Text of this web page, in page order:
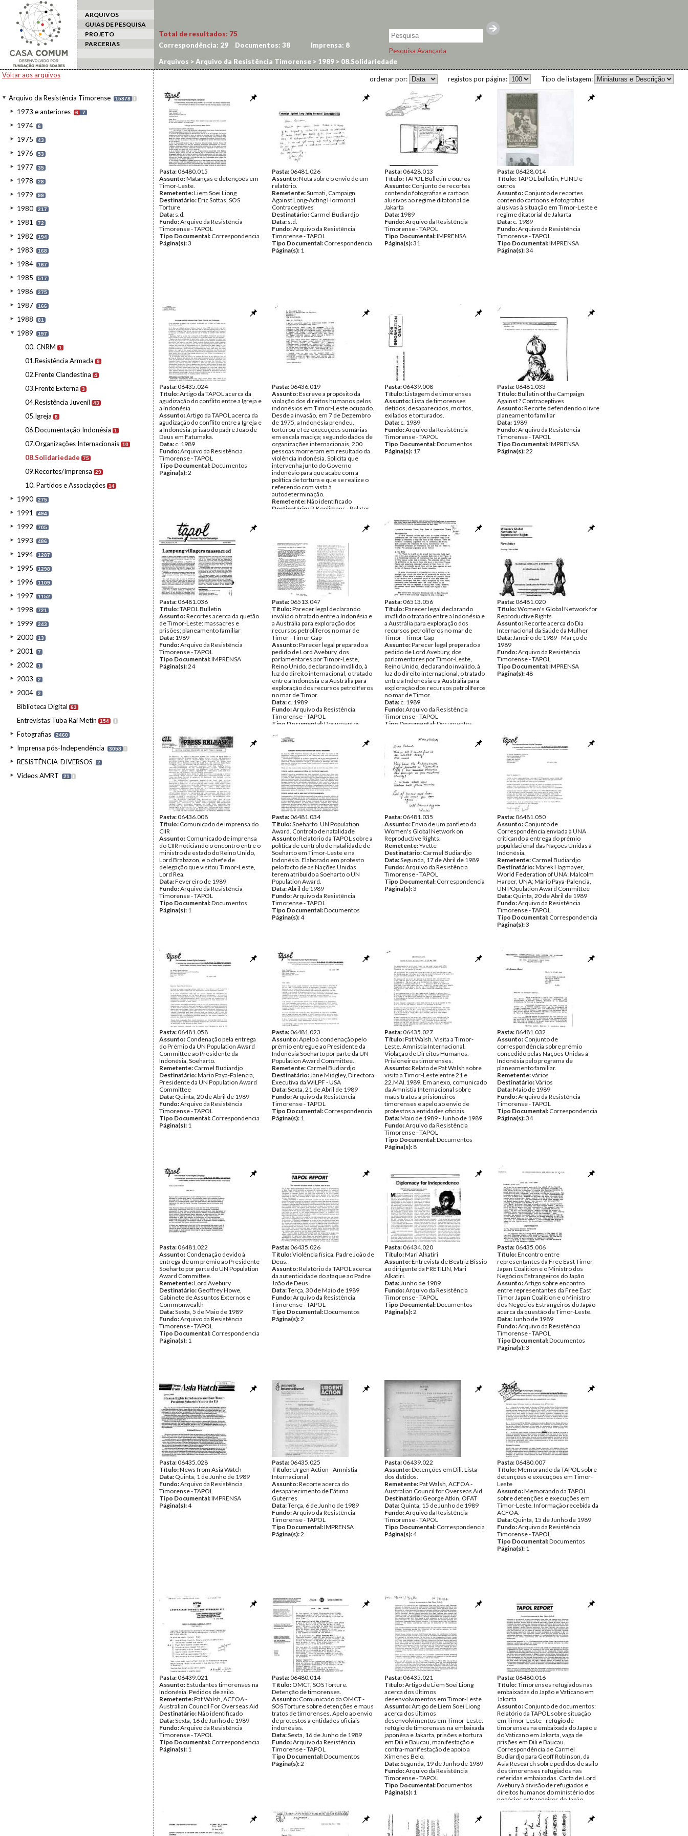
ARQUIVOS
GUIAS DE PESQUISA
PROJETO
PARCERIAS
Pesquisa Avançada
Voltar aos arquivos
Arquivo da Resistência Timorense 15878 I
1973 e anteriores 6 7
1974 6
1975 43
1976 53
1977 35
1978 28
1979 99
1980 217
1981 72
1982 194
1983 168
1984 167
1985 517
1986 275
1987 166
1988 81
1989 197
00. CNRM 1
01.Resistência Armada 9
02.Frente Clandestina 4
03.Frente Externa 3
04.Resistência Juvenil 43
05.Igreja 8
06.Documentação Indonésia 1
07.Organizações Internacionais 10
08.Solidariedade 75
09.Recortes/Imprensa 29
10. Partidos e Associações 14
1990 275
1991 494
1992 705
1993 486
1994 1287
1995 1298
1996 1109
1997 1152
1998 721
1999 243
2000 13
2001 7
2002 1
2003 2
2004 2
Biblioteca Digital 63
Entrevistas Tuba Rai Metin 154 I
Fotografias 2460
Imprensa pós-Independência 3058 I
RESISTÊNCIA-DIVERSOS 2
Videos AMRT 21 I
Total de resultados: 75
Correspondência: 29 Documentos: 38 Imprensa: 8
Arquivos >Arquivo da Resistência Timorense > 1989 > 08.Solidariedade
Tipo de listagem:
registos por página:
ordenar por:
Pasta:06480.015
Assunto:Matanças e detenções em
Timor-Leste.
Remetente:Liem Soei Liong
Destinatário:Eric Sottas, SOS
Torture
Data: s.d.
Fundo:Arquivo da Resistência
Timorense - TAPOL
Tipo Documental: Correspondencia
Página(s):3
Pasta:06481.026
Assunto:Nota sobre o envio de um
relatório.
Remetente:Sumati, Campaign
Against Long-Acting Hormonal
Contraceptives
Destinatário: Carmel Budiardjo
Data: s.d.
Fundo:Arquivo da Resistência
Timorense - TAPOL
Tipo Documental: Correspondencia
Página(s): 1
Pasta:06428.013
Título:TAPOL Bulletin e outros
Assunto: Conjunto de recortes
contendo fotografias e cartoon
alusivos ao regime ditatorial de
Jakarta
Data: 1989
Fundo:Arquivo da Resistência
Timorense - TAPOL
Tipo Documental:IMPRENSA
Página(s):31
Pasta:06428.014
Título:TAPOL bulletin, FUNU e
outros
Assunto: Conjunto de recortes
contendo cartoons e fotografias
alusivas à situação em Timor-Leste e
regime ditatorial de Jakarta
Data: c. 1989
Fundo:Arquivo da Resistência
Timorense - TAPOL
Tipo Documental:IMPRENSA
Página(s):34
Pasta:06435.024
Título:Artigo da TAPOL acerca da
agudização do conflito entre a Igreja e
a Indonésia
Assunto:Artigo da TAPOL acerca da
agudização do conflito entre a Igreja e
a Indonésia: prisão do padre João de
Deus em Fatumaka.
Data: c. 1989
Fundo:Arquivo da Resistência
Timorense - TAPOL
Tipo Documental:Documentos
Página(s):2
Pasta:06436.019
Assunto:Escreve a propósito da
violação dos direitos humanos pelos
indonésios em Timor-Leste ocupado.
Desde a invasão, em 7 de Dezembro
de 1975, a Indonésia prendeu,
torturou e fez execuções sumárias
em escala maciça; segundo dados de
organizações internacionais, 200
pessoas morreram em resultado da
violência indonésia. Solicita que
intervenha junto do Governo
indonésio para que acabe com a
política de tortura e que se realize o
referendo com vista à
autodeterminação.
Remetente:Não identificado
Destinatário:P. Kooijmans - Relator
Timorense - TAPOL
Tipo Documental:Correspondencia
Página(s):2
Pasta:06439.008
Título:Listagem de timorenses
Assunto:Lista de timorenses
detidos, desaparecidos, mortos,
exilados e torturados.
Data: c. 1989
Fundo:Arquivo da Resistência
Timorense - TAPOL
Tipo Documental:Documentos
Página(s): 17
Pasta:06481.033
Título:Bulletin of the Campaign
Against ? Contraceptives
Assunto:Recorte defendendo o livre
planeamento familiar
Data: 1989
Fundo:Arquivo da Resistência
Timorense - TAPOL
Tipo Documental:IMPRENSA
Página(s):22
Pasta:06481.036
Título:TAPOL Bulletin
Assunto:Recortes acerca da quetão
de Timor-Leste: massacres e
prisões; planeamento familiar
Data: 1989
Fundo:Arquivo da Resistência
Timorense - TAPOL
Tipo Documental:IMPRENSA
Página(s):24
Pasta:06513.047
Título:Parecer legal declarando
inválido o tratado entre a Indonésia e
a Austrália para exploração dos
recursos petrolíferos no mar de
Timor - Timor Gap
Assunto:Parecer legal preparado a
pedido de Lord Avebury, dos
parlamentares por Timor-Leste,
Reino Unido, declarando inválido, à
luz do direito internacional, o tratado
entre a Indonésia e a Austrália para
exploração dos recursos petrolíferos
no mar de Timor.
Data: c. 1989
Fundo:Arquivo da Resistência
Timorense - TAPOL
Tipo Documental:Documentos
Pasta:06513.056
Título:Parecer legal declarando
inválido o tratado entre a Indonésia e
a Austrália para exploração dos
recursos petrolíferos no mar de
Timor - Timor Gap
Assunto:Parecer legal preparado a
pedido de Lord Avebury, dos
parlamentares por Timor-Leste,
Reino Unido, declarando inválido, à
luz do direito internacional, o tratado
entre a Indonésia e a Austrália para
exploração dos recursos petrolíferos
no mar de Timor.
Data: c. 1989
Fundo:Arquivo da Resistência
Timorense - TAPOL
Tipo Documental:Documentos
Pasta:06481.020
Título:Women's Global Network for
Reproductive Rights
Assunto:Recorte acerca do Dia
Internacional da Saúde da Mulher
Data:Janeiro de 1989 - Março de
1989
Fundo:Arquivo da Resistência
Timorense - TAPOL
Tipo Documental:IMPRENSA
Página(s):48
Pasta:06436.008
Título: Comunicado de imprensa do
CIIR
Assunto: Comunicado de imprensa
do CIIR noticiando o encontro entre o
ministro de estado do Reino Unido,
Lord Brabazon, e o chefe de
delegação que visitou Timor-Leste,
Lord Rea.
Data:Fevereiro de 1989
Fundo:Arquivo da Resistência
Timorense - TAPOL
Tipo Documental:Documentos
Página(s): 1
Pasta:06481.034
Título:Soeharto. UN Population
Award. Controlo de natalidade
Assunto:Relatório da TAPOL sobre a
política de controlo de natalidade de
Soeharto em Timor-Leste e na
Indonésia. Elaborado em protesto
pelo facto de as Nações Unidas
terem atribuido a Soeharto o UN
Population Award.
Data:Abril de 1989
Fundo:Arquivo da Resistência
Timorense - TAPOL
Tipo Documental:Documentos
Página(s):4
Pasta:06481.035
Assunto:Envio de um panfleto da
Women's Global Network on
Reproductive Rights.
Remetente:Yvette
Destinatário: Carmel Budiardjo
Data:Segunda, 17 de Abril de 1989
Fundo:Arquivo da Resistência
Timorense - TAPOL
Tipo Documental: Correspondencia
Página(s):3
Pasta:06481.050
Assunto: Conjunto de
Correspondência enviada à UNA
criticando a entrega do prémio
popuklacional das Nações Unidas à
Indonésia.
Remetente: Carmel Budiardjo
Destinatário:Marek Hagmayer,
World Federation of UNA; Malcolm
Harper, UNA; Mário Paya-Palencia,
UN POpulation Award Committee
Data: Quinta, 20 de Abril de 1989
Fundo:Arquivo da Resistência
Timorense - TAPOL
Tipo Documental: Correspondencia
Página(s):3
Pasta:06481.058
Assunto: Condenação pela entrega
do Prémio da UN Population Award
Committee ao Presidente da
Indonésia, Soeharto.
Remetente: Carmel Budiardjo
Destinatário:Mario Paya-Palencia,
Presidente da UN Population Award
Committee
Data: Quinta, 20 de Abril de 1989
Fundo:Arquivo da Resistência
Timorense - TAPOL
Tipo Documental: Correspondencia
Página(s): 1
Pasta:06481.023
Assunto:Apelo à condenação pelo
prémio entregue ao Presidente da
Indonésia Soeharto por parte da UN
Population Award Committee.
Remetente: Carmel Budiardjo
Destinatário:Jane Midgley, Directora
Executiva da WILPF - USA
Data:Sexta, 21 de Abril de 1989
Fundo:Arquivo da Resistência
Timorense - TAPOL
Tipo Documental: Correspondencia
Página(s): 1
Pasta:06435.027
Título:Pat Walsh. Visita a Timor-
Leste. Amnistia Internacional.
Violação de Direitos Humanos.
Prisioneiros timorenses.
Assunto:Relato de Pat Walsh sobre
visita a Timor-Leste entre 21 e
22.MAI.1989. Em anexo, comunicado
da Amnistia Internacional sobre
maus tratos a prisioneiros
timorenses e apelo ao envio de
protestos a entidades oficiais.
Data:Maio de 1989 - Junho de 1989
Fundo:Arquivo da Resistência
Timorense - TAPOL
Tipo Documental:Documentos
Página(s): 8
Pasta:06481.032
Assunto: Conjunto de
correspondência sobre prémio
concedido pelas Nações Unidas à
Indonésia pelo programa de
planeamento familiar.
Remetente:vários
Destinatário:Vários
Data:Maio de 1989
Fundo:Arquivo da Resistência
Timorense - TAPOL
Tipo Documental: Correspondencia
Página(s):34
Pasta:06481.022
Assunto: Condenação devido à
entrega de um prémio ao Presidente
Soeharto por parte do UN Population
Award Committee.
Remetente:Lord Avebury
Destinatário: Geoffrey Howe,
Gabinete de Assuntos Externos e
Commonwealth
Data:Sexta, 5 de Maio de 1989
Fundo:Arquivo da Resistência
Timorense - TAPOL
Tipo Documental: Correspondencia
Página(s): 1
Pasta:06435.026
Título:Violência física. Padre João de
Deus.
Assunto:Relatório da TAPOL acerca
da autenticidade do ataque ao Padre
João de Deus.
Data:Terça, 30 de Maio de 1989
Fundo:Arquivo da Resistência
Timorense - TAPOL
Tipo Documental:Documentos
Página(s):2
Pasta:06434.020
Título:Mari Alkatiri
Assunto:Entrevista de Beatriz Bissio
ao dirigente da FRETILIN, Mari
Alkatiri.
Data:Junho de 1989
Fundo:Arquivo da Resistência
Timorense - TAPOL
Tipo Documental:Documentos
Página(s):2
Pasta:06435.006
Título:Encontro entre
representantes da Free East Timor
Japan Coalition e o Ministro dos
Negócios Estrangeiros do Japão
Assunto:Artigo sobre encontro
entre representantes da Free East
Timor Japan Coalition e o Ministro
dos Negócios Estrangeiros do Japão
acerca da questão de Timor-Leste.
Data:Junho de 1989
Fundo:Arquivo da Resistência
Timorense - TAPOL
Tipo Documental:Documentos
Página(s):3
Pasta:06435.028
Título:News from Asia Watch
Data: Quinta, 1 de Junho de 1989
Fundo:Arquivo da Resistência
Timorense - TAPOL
Tipo Documental:IMPRENSA
Página(s):4
Pasta:06435.025
Título:Urgen Action - Amnistia
Internacional
Assunto:Recorte acerca do
desaparecimento de Fátima
Guterres
Data:Terça, 6 de Junho de 1989
Fundo:Arquivo da Resistência
Timorense - TAPOL
Tipo Documental:IMPRENSA
Página(s):2
Pasta:06439.022
Assunto:Detenções em Dili. Lista
dos detidos.
Remetente:Pat Walsh, ACFOA -
Australian Council for Overseas Aid
Destinatário: George Atkin, OFAT
Data: Quinta, 15 de Junho de 1989
Fundo:Arquivo da Resistência
Timorense - TAPOL
Tipo Documental: Correspondencia
Página(s):4
Pasta:06480.007
Título:Memorando da TAPOL sobre
detenções e execuções em Timor-
Leste
Assunto:Memorando da TAPOL
sobre detenções e execuções em
Timor-Leste. Informação recebida da
ACFOA.
Data: Quinta, 15 de Junho de 1989
Fundo:Arquivo da Resistência
Timorense - TAPOL
Tipo Documental:Documentos
Página(s): 1
Pasta:06439.021
Assunto:Estudantes timorenses na
Indonésia. Pedidos de asilo.
Remetente:Pat Walsh, ACFOA -
Australian Council For Overseas Aid
Destinatário:Não identificado
Data:Sexta, 16 de Junho de 1989
Fundo:Arquivo da Resistência
Timorense - TAPOL
Tipo Documental: Correspondencia
Página(s): 1
Pasta:06480.014
Título: OMCT, SOS Torture.
Detenção de timorenses.
Assunto: Comunicado da OMCT -
SOS Torture sobre detenções e maus
tratos de timorenses. Apelo ao envio
de protestos a entidades oficiais
indonésias.
Data:Sexta, 16 de Junho de 1989
Fundo:Arquivo da Resistência
Timorense - TAPOL
Tipo Documental:Documentos
Página(s):2
Pasta:06435.021
Título:Artigo de Liem Soei Liong
acerca dos últimos
desenvolvimentos em Timor-Leste
Assunto:Artigo de Liem Soei Liong
acerca dos últimos
desenvolvimentos em Timor-Leste:
refúgio de timorenses na embaixada
japonêsa e Jakarta, prisões e tortura
em Dili e Baucau, manifestação e
contra-manifestação de apoio a
Ximenes Belo.
Data:Segunda, 19 de Junho de 1989
Fundo:Arquivo da Resistência
Timorense - TAPOL
Tipo Documental:Documentos
Página(s): 1
Pasta:06480.016
Título:Timorenses refugiados nas
embaixadas do Japão e Vaticano em
Jakarta
Assunto: Conjunto de documentos:
Relatório da TAPOL sobre situação
em Timor-Leste - refúgio de
timorenses na embaixada do Japão e
do Vaticano em Jakarta, vaga de
prisões em Dili e Baucau.
Correspondência de Carmel
Budiardjo para Geoff Robinson, da
Asia Research sobre pedidos de asilo
dos timorenses refugiados nas
referidas embaixadas. Carta de Lord
Avebury à divisão de refugiados e
direitos humanos do ministério dos
negócios estrangeiros do Japão,
embaixada em Jakarta para proteger
os timorenses ai refugiados.
Data:
Segunda, 19 de Junho de 1989